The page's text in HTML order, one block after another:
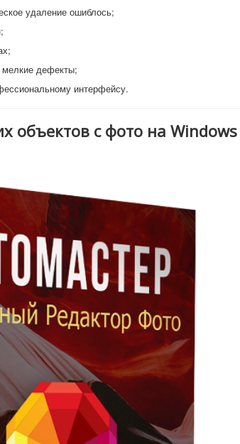
удаление ошиблось;
дефекты;
интерфейсу.
объектов с фото на Windows